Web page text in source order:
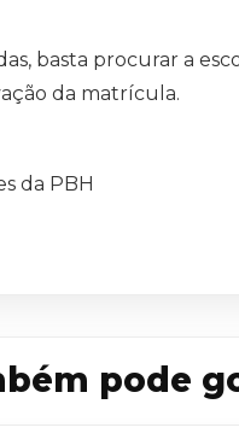
basta procurar a
da matrícula.
da PBH
pode